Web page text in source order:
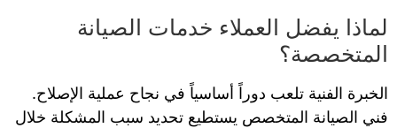
لماذا يفضل العملاء خدمات الصيانة
المتخصصة؟
الخبرة الفنية تلعب دوراً أساسياً في نجاح عملية الإصلاح.
فني الصيانة المتخصص يستطيع تحديد سبب المشكلة خلال